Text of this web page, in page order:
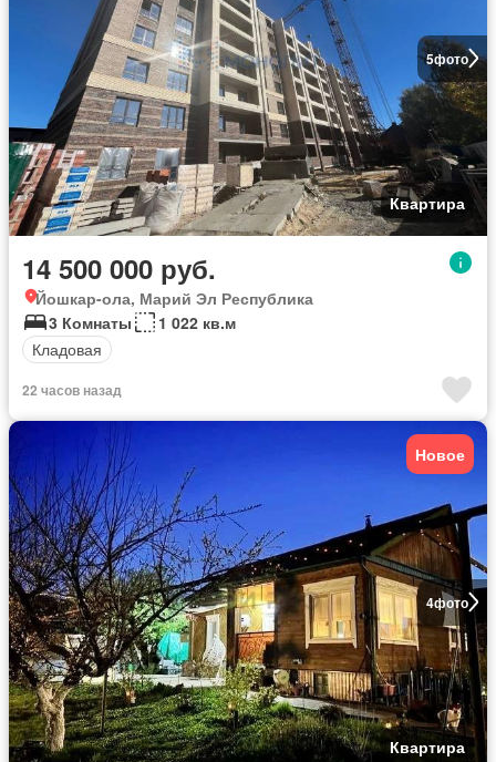
5фото
Квартира
14 500 000 руб.
Йошкар-ола, Марий Эл Республика
3 Комнаты
1 022 кв.м
Кладовая
22 часов назад
4фото
Новое
Квартира